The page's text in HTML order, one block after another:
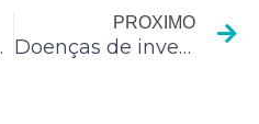
PROXIMO
Doenças de inverno: medicamentos fitoterápicos ajudam na prevenção